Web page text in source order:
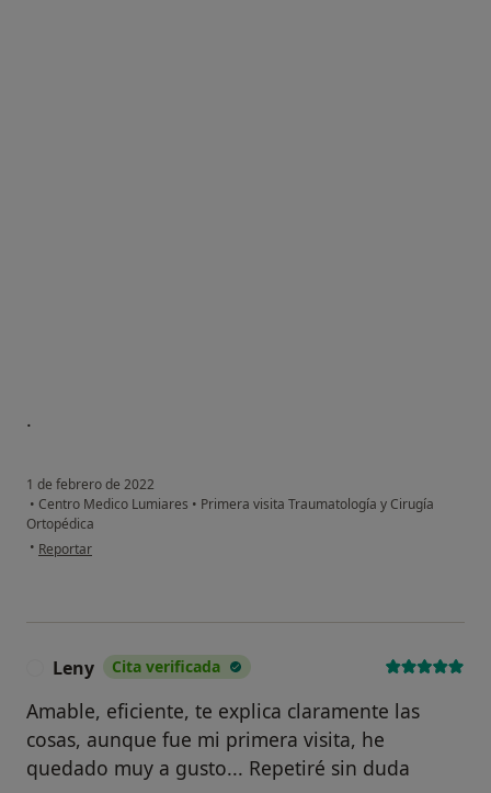
.
1 de febrero de 2022
• Centro Medico Lumiares • Primera visita Traumatología y Cirugía
Ortopédica
• en opinión del usuario VF
Reportar
Leny Cita verificada
Amable, eficiente, te explica claramente las
cosas, aunque fue mi primera visita, he
quedado muy a gusto... Repetiré sin duda